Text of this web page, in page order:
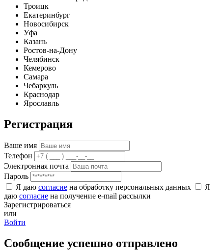
Троицк
Екатеринбург
Новосибирск
Уфа
Казань
Ростов-на-Дону
Челябинск
Кемерово
Самара
Чебаркуль
Краснодар
Ярославль
Регистрация
Ваше имя
Телефон
Электронная почта
Пароль
Я даю согласие на обработку персональных данных
Я
даю согласие на получение e-mail рассылки
Зарегистрироваться
или
Войти
Сообщение успешно отправлено